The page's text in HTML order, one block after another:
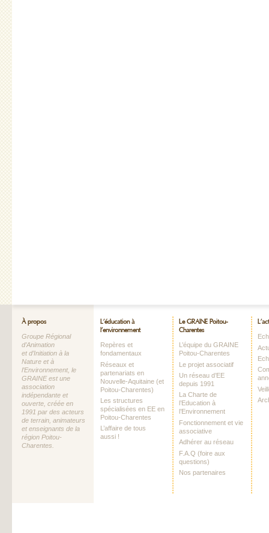
À propos
Groupe Régional
d’Animation
et d’Initiation à la
Nature et à
l’Environnement, le
GRAINE est une
association
indépendante et
ouverte, créée en
1991 par des acteurs
de terrain, animateurs
et enseignants de la
région Poitou-
Charentes.
L’éducation à
l’environnement
Repères et
fondamentaux
Réseaux et
partenariats en
Nouvelle-Aquitaine (et
Poitou-Charentes)
Les structures
spécialisées en EE en
Poitou-Charentes
L’affaire de tous
aussi !
Le GRAINE Poitou-
Charentes
L’équipe du GRAINE
Poitou-Charentes
Le projet associatif
Un réseau d’EE
depuis 1991
La Charte de
l’Education à
l’Environnement
Fonctionnement et vie
associative
Adhérer au réseau
F.A.Q (foire aux
questions)
Nos partenaires